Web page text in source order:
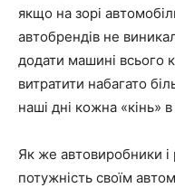
якщо на зорі
автобрендів не
додати машині всього
витратити набагато
наші дні кожна «кінь»
Як же автовиробники і
потужність своїм